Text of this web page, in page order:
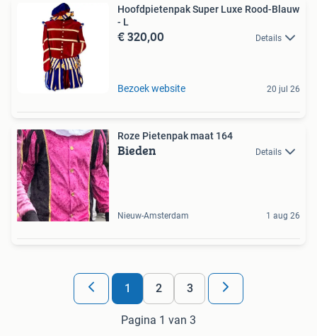
Hoofdpietenpak Super Luxe Rood-Blauw
- L
€ 320,00 Details
Bezoek website 20 jul 26
Roze Pietenpak maat 164
Bieden Details
Nieuw-Amsterdam 1 aug 26
1 2 3
Pagina 1 van 3